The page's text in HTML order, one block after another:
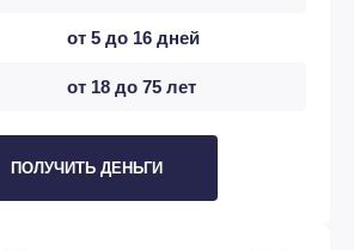
от 5 до 16 дней
от 18 до 75 лет
ПОЛУЧИТЬ ДЕНЬГИ